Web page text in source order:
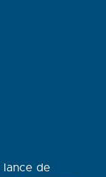
lance de